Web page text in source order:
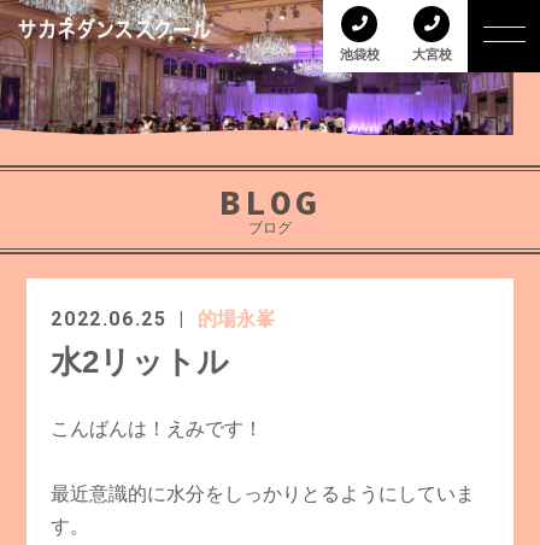
池袋校 大宮校
BLOG
ブログ
2022.06.25 的場永峯
水2リットル
こんばんは！えみです！
最近意識的に水分をしっかりとるようにしていま
す。